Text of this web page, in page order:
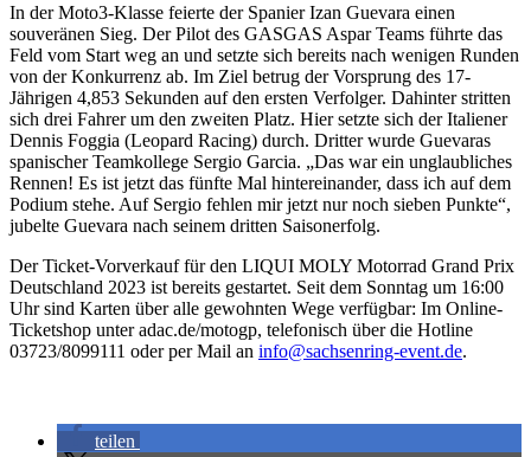
In der Moto3-Klasse feierte der Spanier Izan Guevara einen
souveränen Sieg. Der Pilot des GASGAS Aspar Teams führte das
Feld vom Start weg an und setzte sich bereits nach wenigen Runden
von der Konkurrenz ab. Im Ziel betrug der Vorsprung des 17-
Jährigen 4,853 Sekunden auf den ersten Verfolger. Dahinter stritten
sich drei Fahrer um den zweiten Platz. Hier setzte sich der Italiener
Dennis Foggia (Leopard Racing) durch. Dritter wurde Guevaras
spanischer Teamkollege Sergio Garcia. „Das war ein unglaubliches
Rennen! Es ist jetzt das fünfte Mal hintereinander, dass ich auf dem
Podium stehe. Auf Sergio fehlen mir jetzt nur noch sieben Punkte“,
jubelte Guevara nach seinem dritten Saisonerfolg.
Der Ticket-Vorverkauf für den LIQUI MOLY Motorrad Grand Prix
Deutschland 2023 ist bereits gestartet. Seit dem Sonntag um 16:00
Uhr sind Karten über alle gewohnten Wege verfügbar: Im Online-
Ticketshop unter adac.de/motogp, telefonisch über die Hotline
03723/8099111 oder per Mail an info@sachsenring-event.de.
teilen